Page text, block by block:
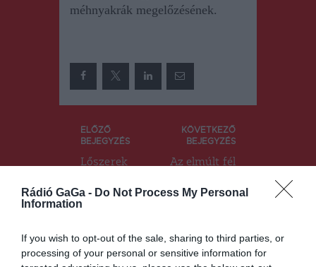
Rádió GaGa - Do Not Process My Personal
Information
If you wish to opt-out of the sale, sharing to third parties, or
processing of your personal or sensitive information for
méhnyakrák megelőzésének.
Bejegyzés
navigáció
ELŐZŐ
BEJEGYZÉS
Lőszerek
n
birtoklásána
vizsgálatot a
hatóságok
KÖVETKEZŐ
BEJEGYZÉS
Az elmúlt fél
értékelte
Lóránt
udvarhelysz